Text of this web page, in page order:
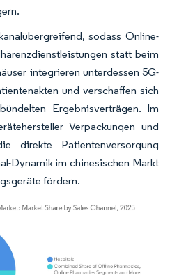
sodass Online-
statt beim
integrieren unterdessen 5G-
und verschaffen sich
Ergebnisverträgen. Im
Verpackungen und
direkte Patientenversorgung
Dynamik im chinesischen Markt
fördern.